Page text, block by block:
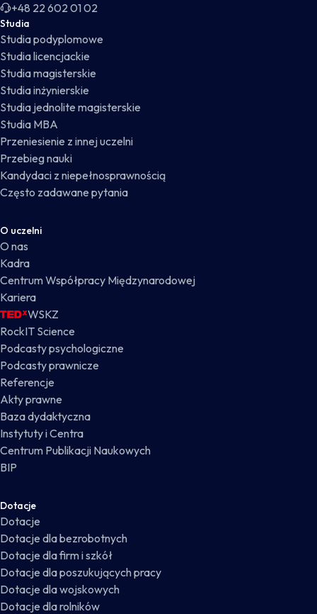
+48 22 602 01 02
Studia
Studia podyplomowe
Studia licencjackie
Studia magisterskie
Studia inżynierskie
Studia jednolite magisterskie
Studia MBA
Przeniesienie z innej uczelni
Przebieg nauki
Kandydaci z niepełnosprawnością
Często zadawane pytania
O uczelni
O nas
Kadra
Centrum Współpracy Międzynarodowej
Kariera
WSKZ
RockIT Science
Podcasty psychologiczne
Podcasty prawnicze
Referencje
Akty prawne
Baza dydaktyczna
Instytuty i Centra
Centrum Publikacji Naukowych
BIP
Dotacje
Dotacje
Dotacje dla bezrobotnych
Dotacje dla firm i szkół
Dotacje dla poszukujących pracy
Dotacje dla wojskowych
Dotacje dla rolników